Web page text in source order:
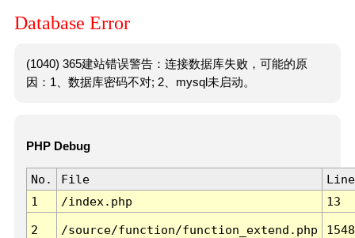
Database Error
(1040) 365建站错误警告：连接数据库失败，可能的原
因：1、数据库密码不对; 2、mysql未启动。
PHP Debug
No. File
Line
1
/index.php 13
2 /source/function/function_extend.php 1548